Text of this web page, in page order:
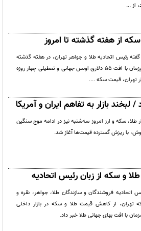
از ...
از هفته گذشته تا امروز
رئیس اتحادیه طلا و جواهر تهران، در هفته گذشته
هم‌زمان با افت ۵۵ دلاری اونس جهانی و تعطیلی چهار روزه
تهران، قیمت سکه ....
بازار به تفاهم ایران و آمریکا
طلا، سکه و ارز امروز سه‌شنبه نیز در ادامه موج سنگین
با ریزش گسترده قیمت‌ها آغاز شد.
و سکه از زبان رئیس اتحادیه
اتحادیه فروشندگان و سازندگان طلا، جواهر، نقره و
تهران، از کاهش قیمت طلا و سکه در بازار داخلی
با افت بهای جهانی طلا خبر داد.